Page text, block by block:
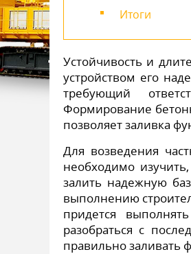
Итоги
Устойчивость и
устройством его
требующий
Формирование
позволяет заливка
Для возведения
необходимо
залить надежную
выполнению
придется
разобраться с
правильно заливать